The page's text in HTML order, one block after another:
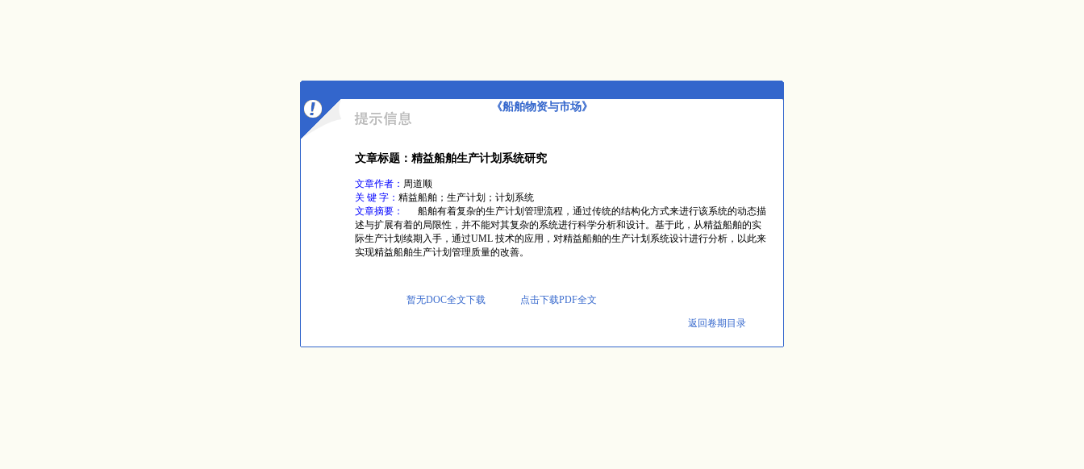
《船舶物资与市场》
文章标题：精益船舶生产计划系统研究
文章作者： 周道顺
关 键 字： 精益船舶；生产计划；计划系统
文章摘要：
船舶有着复杂的生产计划管理流程，通过传统的结构化方式来进行该系统的动态描
述与扩展有着的局限性，并不能对其复杂的系统进行科学分析和设计。基于此，从精益船舶的实
际生产计划续期入手，通过UML 技术的应用，对精益船舶的生产计划系统设计进行分析，以此来
实现精益船舶生产计划管理质量的改善。
暂无DOC全文下载 点击下载PDF全文
返回卷期目录